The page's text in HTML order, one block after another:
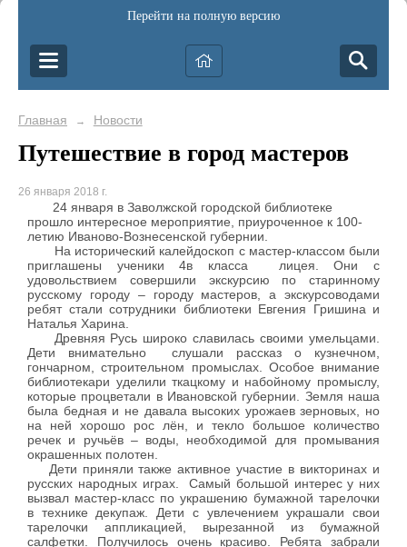
Перейти на полную версию
Главная → Новости
Путешествие в город мастеров
26 января 2018 г.
24 января в Заволжской городской библиотеке
прошло интересное мероприятие, приуроченное к 100-
летию Иваново-Вознесенской губернии.
На исторический калейдоскоп с мастер-классом были
приглашены ученики 4в класса лицея. Они с
удовольствием совершили экскурсию по старинному
русскому городу – городу мастеров, а экскурсоводами
ребят стали сотрудники библиотеки Евгения Гришина и
Наталья Харина.
Древняя Русь широко славилась своими умельцами.
Дети внимательно слушали рассказ о кузнечном,
гончарном, строительном промыслах. Особое внимание
библиотекари уделили ткацкому и набойному промыслу,
которые процветали в Ивановской губернии. Земля наша
была бедная и не давала высоких урожаев зерновых, но
на ней хорошо рос лён, и текло большое количество
речек и ручьёв – воды, необходимой для промывания
окрашенных полотен.
Дети приняли также активное участие в викторинах и
русских народных играх. Самый большой интерес у них
вызвал мастер-класс по украшению бумажной тарелочки
в технике декупаж. Дети с увлечением украшали свои
тарелочки аппликацией, вырезанной из бумажной
салфетки. Получилось очень красиво. Ребята забрали